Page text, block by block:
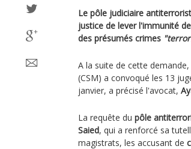
Le pôle judiciaire
justice de lever l'immunité
des présumés crimes
A la suite de cette demande,
(CSM) a convoqué les 13
janvier, a précisé l'avocat,
La requête du pôle
Saied, qui a renforcé sa
magistrats, les accusant de